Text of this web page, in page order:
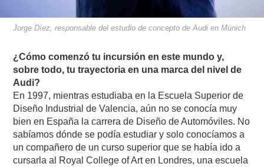
Jorge Díez, responsable del estudio de concepto de Audi en Múnich
¿Cómo comenzó tu incursión en este mundo y,
sobre todo, tu trayectoria en una marca del nivel de
Audi?
En 1997, mientras estudiaba en la Escuela Superior de
Diseño Industrial de Valencia, aún no se conocía muy
bien en España la carrera de Diseño de Automóviles. No
sabíamos dónde se podía estudiar y solo conocíamos a
un compañero de un curso superior que se había ido a
cursarla al Royal College of Art en Londres, una escuela